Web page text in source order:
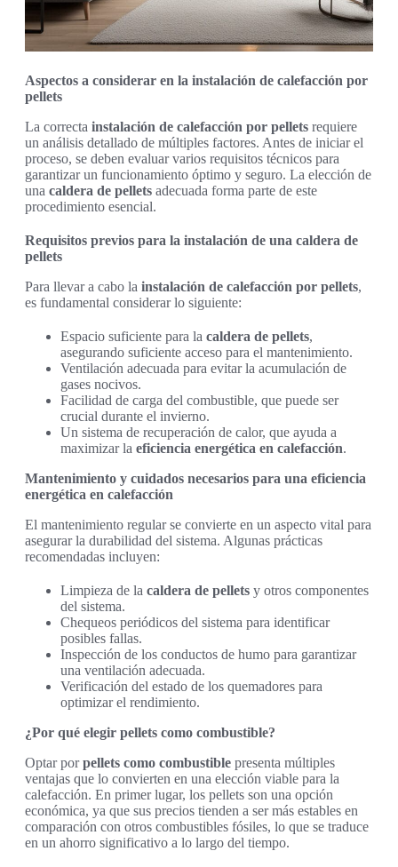
Aspectos a considerar en la instalación de calefacción por
pellets
La correcta instalación de calefacción por pellets requiere
un análisis detallado de múltiples factores. Antes de iniciar el
proceso, se deben evaluar varios requisitos técnicos para
garantizar un funcionamiento óptimo y seguro. La elección de
una caldera de pellets adecuada forma parte de este
procedimiento esencial.
Requisitos previos para la instalación de una caldera de
pellets
Para llevar a cabo la instalación de calefacción por pellets,
es fundamental considerar lo siguiente:
Espacio suficiente para la caldera de pellets,
asegurando suficiente acceso para el mantenimiento.
Ventilación adecuada para evitar la acumulación de
gases nocivos.
Facilidad de carga del combustible, que puede ser
crucial durante el invierno.
Un sistema de recuperación de calor, que ayuda a
maximizar la eficiencia energética en calefacción.
Mantenimiento y cuidados necesarios para una eficiencia
energética en calefacción
El mantenimiento regular se convierte en un aspecto vital para
asegurar la durabilidad del sistema. Algunas prácticas
recomendadas incluyen:
Limpieza de la caldera de pellets y otros componentes
del sistema.
Chequeos periódicos del sistema para identificar
posibles fallas.
Inspección de los conductos de humo para garantizar
una ventilación adecuada.
Verificación del estado de los quemadores para
optimizar el rendimiento.
¿Por qué elegir pellets como combustible?
Optar porpellets como combustible presenta múltiples
ventajas que lo convierten en una elección viable para la
calefacción. En primer lugar, los pellets son una opción
económica, ya que sus precios tienden a ser más estables en
comparación con otros combustibles fósiles, lo que se traduce
en un ahorro significativo a lo largo del tiempo.